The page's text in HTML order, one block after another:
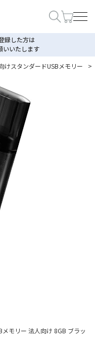
録した方は
いいたします
けスタンダードUSBメモリー >
モリー 法人向け 8GB ブラッ